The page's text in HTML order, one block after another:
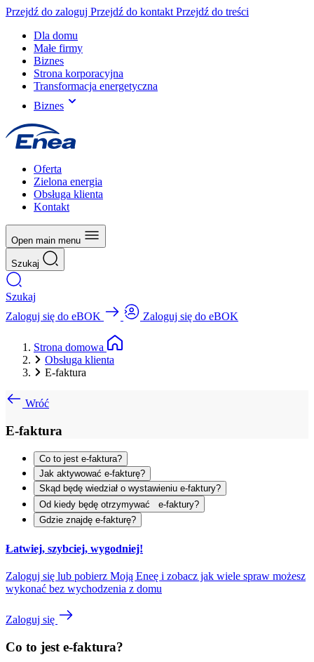
Przejdź do zaloguj Przejdź do kontakt Przejdź do treści
Dla domu
Małe firmy
Biznes
Strona korporacyjna
Transformacja energetyczna
Biznes
Oferta
Zielona energia
Obsługa klienta
Kontakt
Open main menu
Szukaj
Szukaj
Zaloguj się do eBOK
Zaloguj się do eBOK
Strona domowa
Obsługa klienta
E-faktura
Wróć
E-faktura
Co to jest e-faktura?
Jak aktywować e-fakturę?
Skąd będę wiedział o wystawieniu e-faktury?
Od kiedy będę otrzymywać e-faktury?
Gdzie znajdę e-fakturę?
Łatwiej, szybciej, wygodniej!
Zaloguj się lub pobierz Moją Eneę i zobacz jak wiele spraw możesz
wykonać bez wychodzenia z domu
Zaloguj się
Co to jest e-faktura?